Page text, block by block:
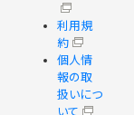
利用規
約
個人情
報の取
扱いにつ
いて